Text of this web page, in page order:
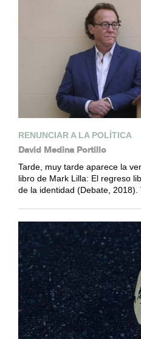
RENUNCIAR A LA POLÍTICA
David Medina Portillo
Tarde, muy tarde aparece la
libro de Mark Lilla: El regreso
de la identidad (Debate, 2018).